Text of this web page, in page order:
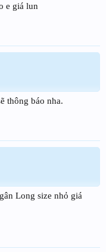
e giá lun
thông báo nha.
Long size nhỏ giá